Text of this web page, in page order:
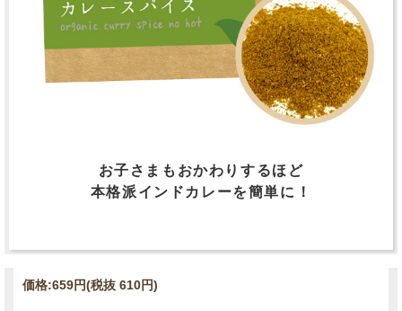
お子さまもおかわりするほど
本格派インドカレーを簡単に！
価格:659円(税抜 610円)